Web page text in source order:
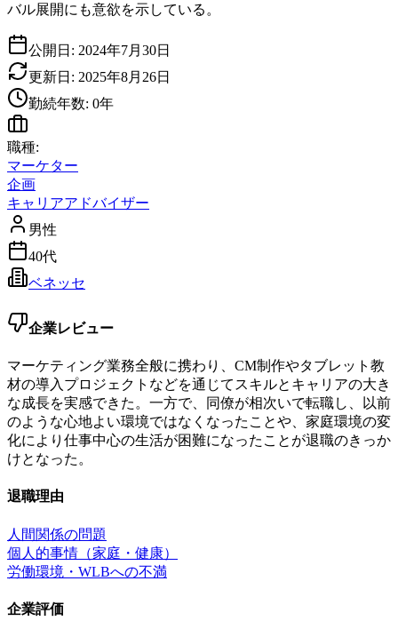
バル展開にも意欲を示している。
公開日: 2024年7月30日
更新日: 2025年8月26日
勤続年数: 0年
職種:
マーケター
企画
キャリアアドバイザー
男性
40代
ベネッセ
企業レビュー
マーケティング業務全般に携わり、CM制作やタブレット教
材の導入プロジェクトなどを通じてスキルとキャリアの大き
な成長を実感できた。一方で、同僚が相次いで転職し、以前
のような心地よい環境ではなくなったことや、家庭環境の変
化により仕事中心の生活が困難になったことが退職のきっか
けとなった。
退職理由
人間関係の問題
個人的事情（家庭・健康）
労働環境・WLBへの不満
企業評価